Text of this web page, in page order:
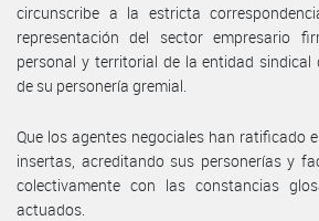
circunscribe a la estricta
representación del sector empresario
personal y territorial de la entidad sindical
de su personería gremial.
Que los agentes negociales han ratificado
insertas, acreditando sus personerías y
colectivamente con las constancias
actuados.